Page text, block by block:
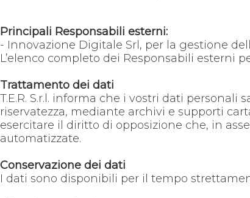
Principali Responsabili esterni:
- Innovazione Digitale Srl, per la gestione
L’elenco completo dei Responsabili esterni
Trattamento dei dati
T.E.R. S.r.l. informa che i vostri dati
riservatezza, mediante archivi e supporti
esercitare il diritto di opposizione che, in
automatizzate.
Conservazione dei dati
I dati sono disponibili per il tempo